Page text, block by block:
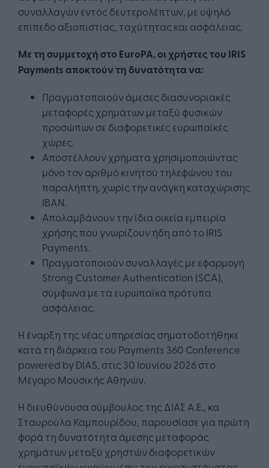
συναλλαγών εντός δευτερολέπτων, με υψηλό
επίπεδο αξιοπιστίας, ταχύτητας και ασφάλειας.
Με τη συμμετοχή στο EuroPA, οι χρήστες του IRIS
Payments αποκτούν τη δυνατότητα να:
Πραγματοποιούν άμεσες διασυνοριακές
μεταφορές χρημάτων μεταξύ φυσικών
προσώπων σε διαφορετικές ευρωπαϊκές
χώρες.
Αποστέλλουν χρήματα χρησιμοποιώντας
μόνο τον αριθμό κινητού τηλεφώνου του
παραλήπτη, χωρίς την ανάγκη καταχώρισης
IBAN.
Απολαμβάνουν την ίδια οικεία εμπειρία
χρήσης που γνωρίζουν ήδη από το IRIS
Payments.
Πραγματοποιούν συναλλαγές με εφαρμογή
Strong Customer Authentication (SCA),
σύμφωνα με τα ευρωπαϊκά πρότυπα
ασφάλειας.
Η έναρξη της νέας υπηρεσίας σηματοδοτήθηκε
κατά τη διάρκεια του Payments 360 Conference
powered by DIAS, στις 30 Ιουνίου 2026 στο
Μέγαρο Μουσικής Αθηνών.
Η διευθύνουσα σύμβουλος της ΔΙΑΣ Α.Ε., κα
Σταυρούλα Καμπουρίδου, παρουσίασε για πρώτη
φορά τη δυνατότητα άμεσης μεταφοράς
χρημάτων μεταξύ χρηστών διαφορετικών